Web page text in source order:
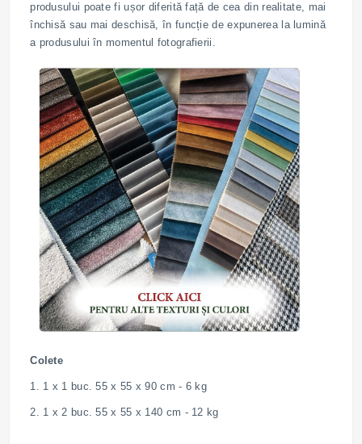
produsului poate fi ușor diferită față de cea din realitate, mai
închisă sau mai deschisă, în funcție de expunerea la lumină
a produsului în momentul fotografierii.
Colete
1. 1 x 1 buc. 55 x 55 x 90 cm - 6 kg
2. 1 x 2 buc. 55 x 55 x 140 cm - 12 kg